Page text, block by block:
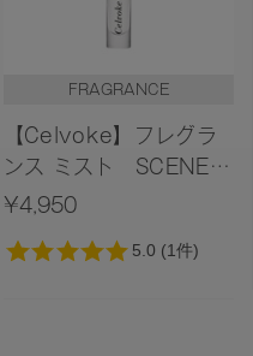
FRAGRANCE
【Celvoke】フレグラ
ンス ミスト SCENE
01 Tranquil
ッディ）の香り
¥4,950